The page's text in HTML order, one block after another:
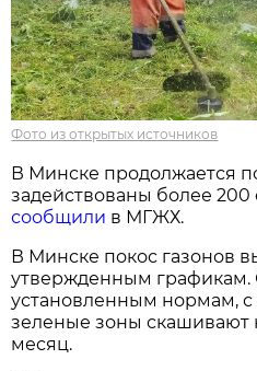
Фото из открытых источников
В Минске продолжается
задействованы более 200
сообщили в МГЖХ.
В Минске покос газонов
утвержденным графикам.
установленным нормам, с
зеленые зоны скашивают
месяц.